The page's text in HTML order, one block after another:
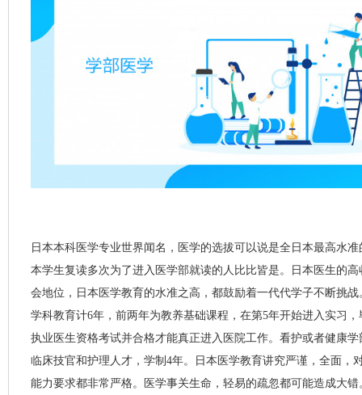
日本本科医学专业世界闻名，医学的选拔可以说是全日本最高水
本学生复读多次为了进入医学部就读的人比比皆是。日本医生的高
会地位，日本医学教育的水准之高，都鼓励着一代代学子不断挑战
学科教育计6年，前两年为教养基础课程，在第5年开始进入实习，
执业医生资格考试并合格才能真正进入医院工作。看护或者健康学
临床技官和护理人才，学制4年。日本医学教育讲究严谨，全面，
能力要求都非常严格。医学事关生命，轻易的疏忽都可能造成大错